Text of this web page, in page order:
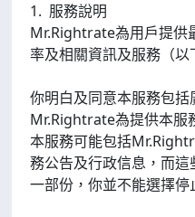
1. 服務說明
Mr.Rightrate為用戶提供
率及相關資訊及服務（以
你明白及同意本服務包
Mr.Rightrate為提供本服
本服務可能包括
務公告及行政信息，而
一部份，你並不能選擇停